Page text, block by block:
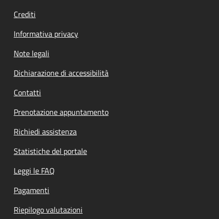
Crediti
Informativa privacy
Note legali
Dichiarazione di accessibilità
Contatti
Prenotazione appuntamento
Richiedi assistenza
Statistiche del portale
Leggi le FAQ
Pagamenti
Riepilogo valutazioni